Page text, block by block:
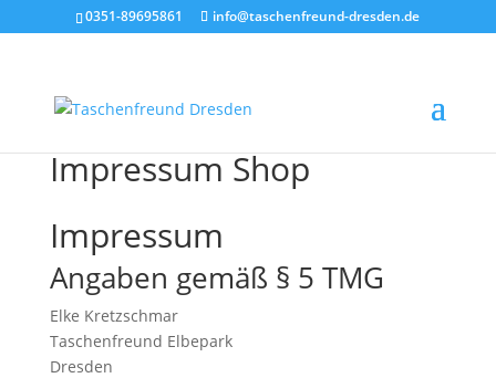
0351-89695861 info@taschenfreund-dresden.de
Impressum Shop
Impressum
Angaben gemäß § 5 TMG
Elke Kretzschmar
Taschenfreund Elbepark
Dresden